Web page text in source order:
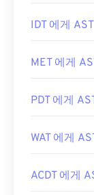
IDT 에게 AST
MET 에게
PDT 에게
WAT 에게
ACDT 에게